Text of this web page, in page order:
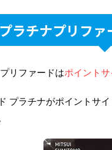
ラチナプリフ
リファードはポイント
プラチナがポイントサ